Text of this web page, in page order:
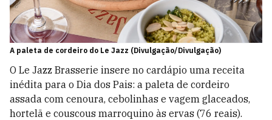
A paleta de cordeiro do Le Jazz (Divulgação/Divulgação)
O Le Jazz Brasserie insere no cardápio uma receita
inédita para o Dia dos Pais: a paleta de cordeiro
assada com cenoura, cebolinhas e vagem glaceados,
hortelã e couscous marroquino às ervas (76 reais).